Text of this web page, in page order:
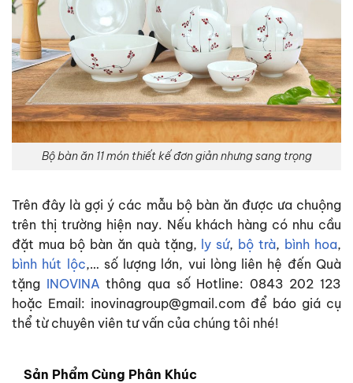
Bộ bàn ăn 11 món thiết kế đơn giản nhưng sang trọng
Trên đây là gợi ý các mẫu bộ bàn ăn được ưa chuộng
trên thị trường hiện nay. Nếu khách hàng có nhu cầu
đặt mua bộ bàn ăn quà tặng, ly sứ, bộ trà, bình hoa,
bình hút lộc,… số lượng lớn, vui lòng liên hệ đến Quà
tặng INOVINA thông qua số Hotline: 0843 202 123
hoặc Email: inovinagroup@gmail.com để báo giá cụ
thể từ chuyên viên tư vấn của chúng tôi nhé!
Sản Phẩm Cùng Phân Khúc